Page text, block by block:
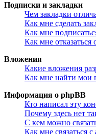
Подписки и закладки
Чем закладки
Как мне сделать
Как мне
Как мне отказаться
Вложения
Какие вложения
Как мне найти мои
Информация о phpBB
Кто написал эту
Почему здесь нет
С кем можно
Как мне связаться